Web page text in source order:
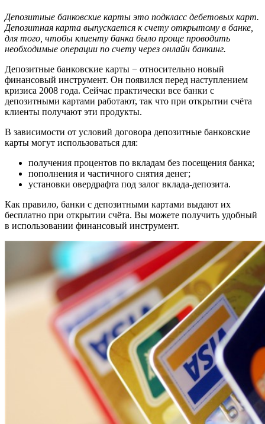
Депозитные банковские карты это подкласс дебетовых карт.
Депозитная карта выпускается к счету открытому в банке,
для того, чтобы клиенту банка было проще проводить
необходимые операции по счету через онлайн банкинг.
Депозитные банковские карты − относительно новый
финансовый инструмент. Он появился перед наступлением
кризиса 2008 года. Сейчас практически все банки с
депозитными картами работают, так что при открытии счёта
клиенты получают эти продукты.
В зависимости от условий договора депозитные банковские
карты могут использоваться для:
получения процентов по вкладам без посещения банка;
пополнения и частичного снятия денег;
установки овердрафта под залог вклада-депозита.
Как правило, банки с депозитными картами выдают их
бесплатно при открытии счёта. Вы можете получить удобный
в использовании финансовый инструмент.